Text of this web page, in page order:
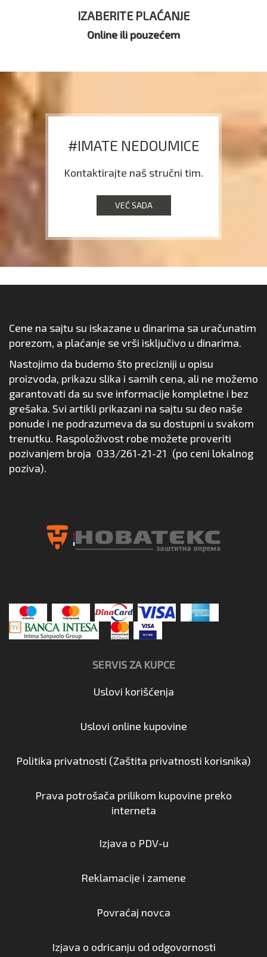
IZABERITE PLAĆANJE
Online ili pouzećem
#IMATE NEDOUMICE
Kontaktirajte naš stručni tim.
VEĆ SADA
Cene na sajtu su iskazane u dinarima sa uračunatim
porezom, a plaćanje se vrši isključivo u dinarima.
Nastojimo da budemo što precizniji u opisu
proizvoda, prikazu slika i samih cena, ali ne možemo
garantovati da su sve informacije kompletne i bez
grešaka. Svi artikli prikazani na sajtu su deo naše
ponude i ne podrazumeva da su dostupni u svakom
trenutku. Raspoloživost robe možete proveriti
pozivanjem broja 033/261-21-21 (po ceni lokalnog
poziva).
SERVIS ZA KUPCE
Uslovi korišćenja
Uslovi online kupovine
Politika privatnosti (Zaštita privatnosti korisnika)
Prava potrošača prilikom kupovine preko
interneta
Izjava o PDV-u
Reklamacije i zamene
Povraćaj novca
Izjava o odricanju od odgovornosti